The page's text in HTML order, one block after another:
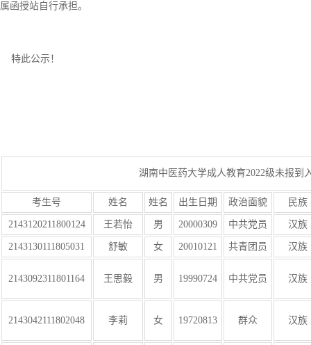
属函授站自行承担。
特此公示！
湖南中医药大学成人教育2022级未报到
考生号 姓名 姓名 出生日期 政治面貌 民族
2143120211800124 王若怡 男 20000309 中共党员 汉族
2143130111805031 舒敏 女 20010121 共青团员 汉族
2143092311801164 王思毅 男 19990724 中共党员 汉族
2143042111802048 李莉 女 19720813 群众 汉族